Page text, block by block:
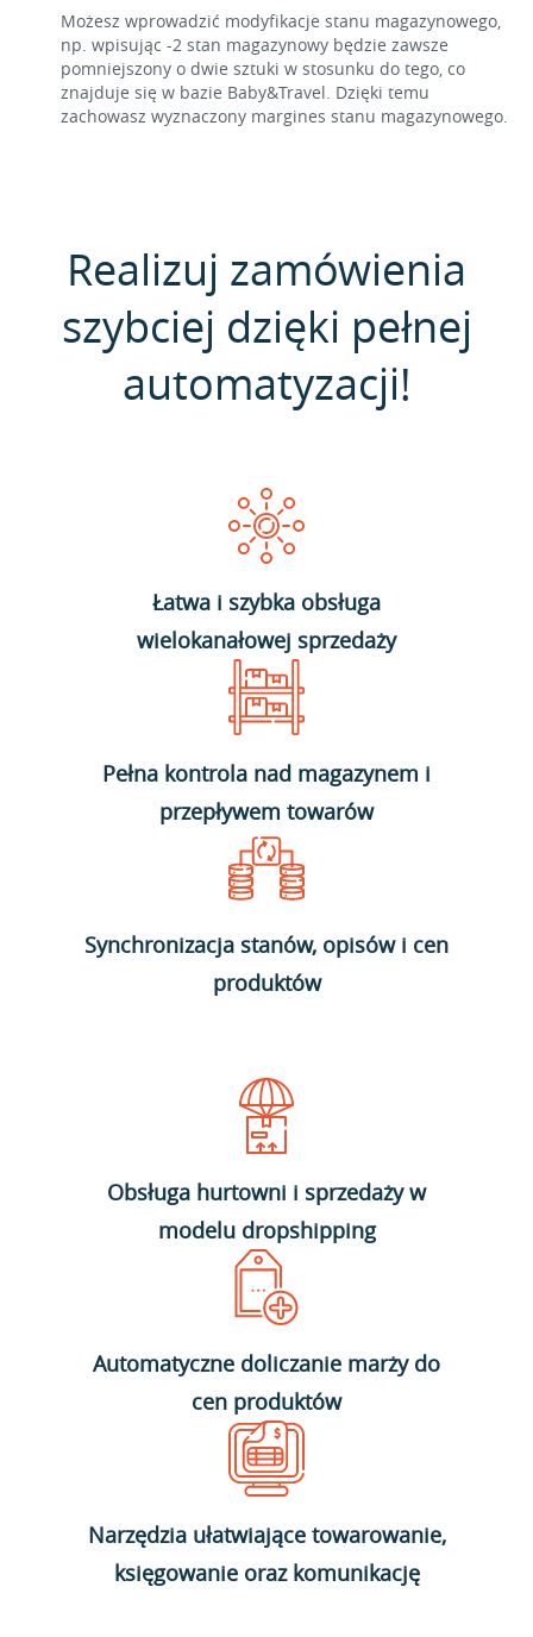
Możesz wprowadzić modyfikacje stanu magazynowego,
np. wpisując -2 stan magazynowy będzie zawsze
pomniejszony o dwie sztuki w stosunku do tego, co
znajduje się w bazie Baby&Travel. Dzięki temu
zachowasz wyznaczony margines stanu magazynowego.
Realizuj zamówienia
szybciej dzięki pełnej
automatyzacji!
Łatwa i szybka obsługa
wielokanałowej sprzedaży
Pełna kontrola nad magazynem i
przepływem towarów
Synchronizacja stanów, opisów i cen
produktów
Obsługa hurtowni i sprzedaży w
modelu dropshipping
Automatyczne doliczanie marży do
cen produktów
Narzędzia ułatwiające towarowanie,
księgowanie oraz komunikację